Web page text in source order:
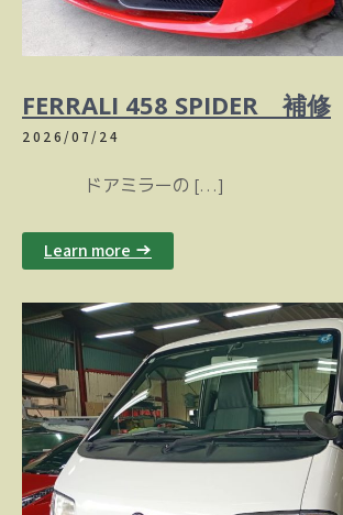
FERRALI 458 SPIDER 補修
2026/07/24
ドアミラーの […]
Learn more →